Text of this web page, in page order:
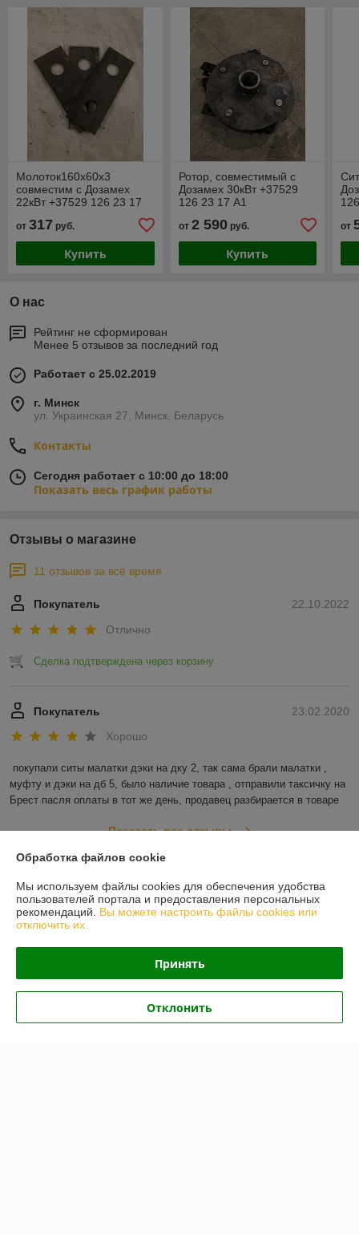
Молоток160х60х3
совместим с Дозамех
22кВт +37529 126 23 17
от 317 руб.
Купить
Ротор, совместимый с
Дозамех 30кВт +37529
126 23 17 A1
от 2 590руб.
Купить
от
О нас
Рейтинг не сформирован
Менее 5 отзывов за последний год
Работает с 25.02.2019
г. Минск
ул. Украинская 27, Минск, Беларусь
Контакты
Сегодня работает с 10:00 до 18:00
Показать весь график работы
Отзывы о магазине
11 отзывов за всё время
22.10.2022
Покупатель
Отлично
Сделка подтверждена через корзину
23.02.2020
Покупатель
Хорошо
покупали ситы малатки дэки на дку 2, так сама брали малатки ,
муфту и дэки на дб 5, было наличие товара , отправили таксичку на
Брест пасля оплаты в тот же день, продавец разбирается в товаре
Показать все отзывы
О нас
Контакты
Обработка файлов cookie
Мы используем файлы cookies для обеспечения удобства
пользователей портала и предоставления персональных
рекомендаций. Вы можете настроить файлы cookies или
отключить их.
Принять
Отклонить